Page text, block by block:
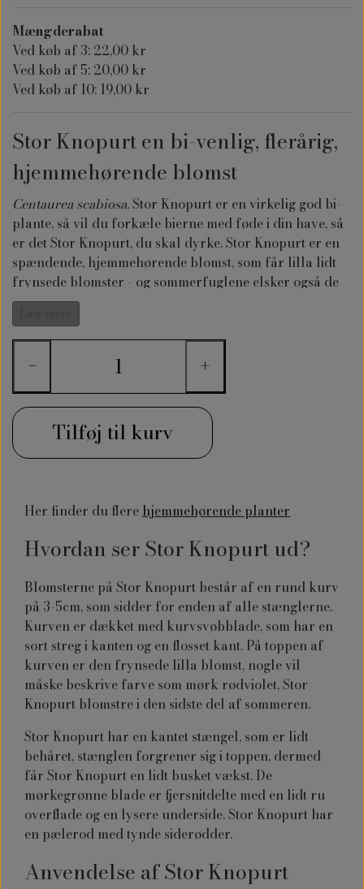
Mængderabat
Ved køb af 3: 22,00 kr
Ved køb af 5: 20,00 kr
Ved køb af 10: 19,00 kr
Stor Knopurt en bi-venlig, flerårig,
hjemmehørende blomst
Centaurea scabiosa.Stor Knopurt er en virkelig god bi-
plante, så vil du forkæle bierne med føde i din have, så
er det Stor Knopurt, du skal dyrke. Stor Knopurt er en
spændende, hjemmehørende blomst, som får lilla lidt
frynsede blomster - og sommerfuglene elsker også de
lilla blomster. Stor Knopurt kommer igen og igen år
efter år.
− +
Tilføj til kurv
Her finder du flere hjemmehørende planter
Hvordan ser Stor Knopurt ud?
Blomsterne på Stor Knopurt består af en rund kurv
på 3-5cm, som sidder for enden af alle stænglerne.
Kurven er dækket med kurvsvøbblade, som har en
sort streg i kanten og en flosset kant. På toppen af
kurven er den frynsede lilla blomst, nogle vil
måske beskrive farve som mørk rødviolet, Stor
Knopurt blomstre i den sidste del af sommeren.
Stor Knopurt har en kantet stængel, som er lidt
behåret, stænglen forgrener sig i toppen, dermed
får Stor Knopurt en lidt busket vækst. De
mørkegrønne blade er fjersnitdelte med en lidt ru
overflade og en lysere underside. Stor Knopurt har
en pælerod med tynde siderødder.
Anvendelse afStor Knopurt